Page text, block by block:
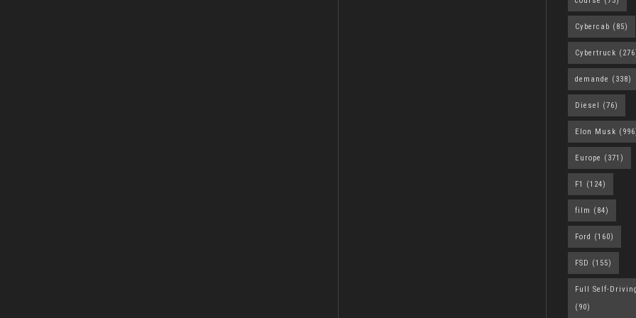
Cybercab (85)
Cybertruck
demande (338)
Diesel (76)
Elon Musk
Europe (371)
F1 (124)
film (84)
Ford (160)
FSD (155)
Full Self-Driving
(90)